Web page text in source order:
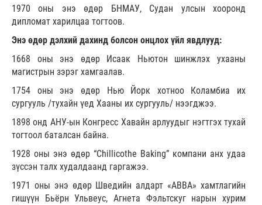
1970 оны энэ өдөр БНМАУ, Судан улсын хооронд
дипломат харилцаа тогтоов.
Энэ өдөр дэлхий дахинд болсон онцлох үйл явдлууд:
1668 оны энэ өдөр Исаак Ньютон шинжлэх ухааны
магистрын зэрэг хамгаалав.
1754 оны энэ өдөр Нью Йорк хотноо Коламбиа их
сургууль /тухайн үед Хааны их сургууль/ нээгджээ.
1898 онд АНУ-ын Конгресс Хавайн арлуудыг нэгтгэх тухай
тогтоол баталсан байна.
1928 оны энэ өдөр “Chillicothe Baking” компани анх удаа
зүссэн талх худалдаанд гаргажээ.
1971 оны энэ өдөр Шведийн алдарт «ABBA» хамтлагийн
гишүүн Бьёрн Ульвеус, Агнета Фэльтскуг нарын хурим